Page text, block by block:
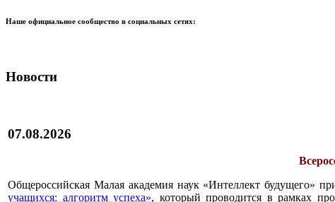
Наше официальное сообщество в социальных сетях:
Новости
07.08.2026
Общероссийская Малая академия наук «Интеллект будущего»
учащихся: алгоритм успеха», который проводится в рамках